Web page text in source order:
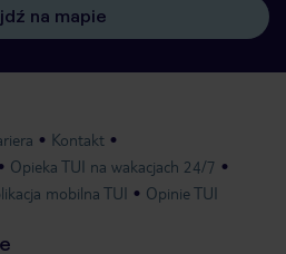
na mapie
Kontakt
Opieka TUI na wakacjach 24/7
mobilna TUI Opinie TUI